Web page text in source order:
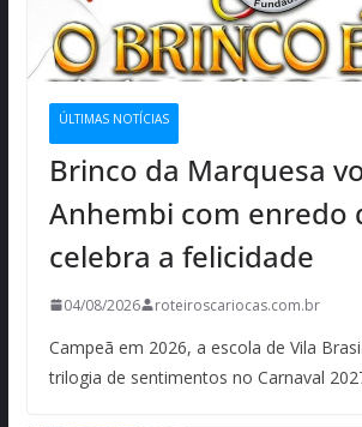
ÚLTIMAS NOTÍCIAS
Brinco da Marquesa
Anhembi com enredo
celebra a felicidade
04/08/2026 roteiroscariocas.com.br
Campeã em 2026, a escola de Vila
trilogia de sentimentos no Carnaval